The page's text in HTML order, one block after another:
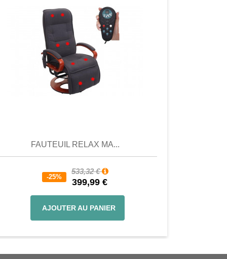
FAUTEUIL RELAX MA...
-25%
533,32 €
399,99 €
AJOUTER AU PANIER